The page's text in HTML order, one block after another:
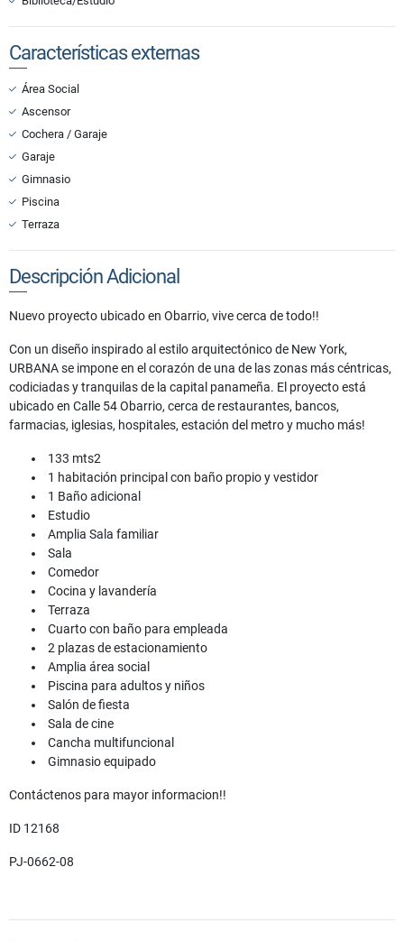
Características externas
Área Social
Ascensor
Cochera / Garaje
Garaje
Gimnasio
Piscina
Terraza
Descripción Adicional
Nuevo proyecto ubicado en Obarrio, vive cerca de todo!!
Con un diseño inspirado al estilo arquitectónico de New York,
URBANA se impone en el corazón de una de las zonas más céntricas,
codiciadas y tranquilas de la capital panameña. El proyecto está
ubicado en Calle 54 Obarrio, cerca de restaurantes, bancos,
farmacias, iglesias, hospitales, estación del metro y mucho más!
133 mts2
1 habitación principal con baño propio y vestidor
1 Baño adicional
Estudio
Amplia Sala familiar
Sala
Comedor
Cocina y lavandería
Terraza
Cuarto con baño para empleada
2 plazas de estacionamiento
Amplia área social
Piscina para adultos y niños
Salón de fiesta
Sala de cine
Cancha multifuncional
Gimnasio equipado
Contáctenos para mayor informacion!!
ID 12168
PJ-0662-08